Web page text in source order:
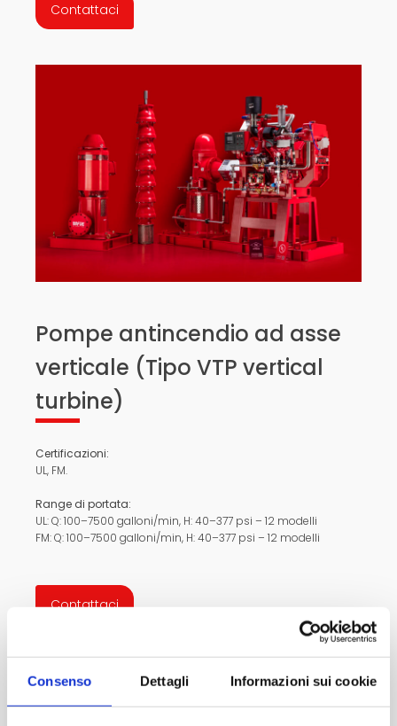
Consenso Dettagli Informazioni sui cookie
Contattaci
Pompe antincendio ad asse
verticale (Tipo VTP vertical
turbine)
Certificazioni:
UL, FM.
Range di portata:
UL: Q: 100–7500 galloni/min, H: 40–377 psi – 12 modelli
FM: Q: 100–7500 galloni/min, H: 40–377 psi – 12 modelli
Contattaci